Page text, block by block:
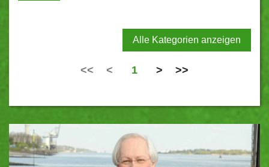
Alle Kategorien anzeigen
<< < 1 > >>